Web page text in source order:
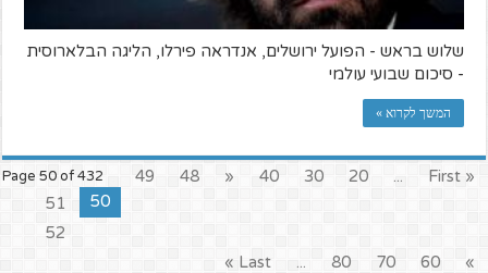
שלוש בראש - הפועל ירושלים, אנדראה פירלו, הליגה הבלארוסית
- סיכום שבועי עולמי
המשך לקרוא »
Page 50 of 432 « First
...
20
30
40
«
48
49
50
51
52
»
60
70
80
...
Last »